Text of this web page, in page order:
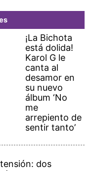
¡La Bichota
está dolida!
Karol G le
canta al
desamor en
su nuevo
álbum ‘No
me
arrepiento de
sentir tanto’
dos